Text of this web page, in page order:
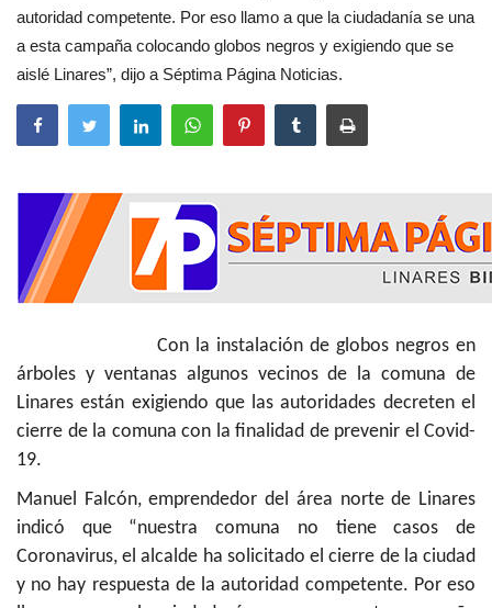
autoridad competente. Por eso llamo a que la ciudadanía se una
a esta campaña colocando globos negros y exigiendo que se
aislé Linares”, dijo a Séptima Página Noticias.
Con la instalación de globos negros en
árboles y ventanas algunos vecinos de la comuna de
Linares están exigiendo que las autoridades decreten el
cierre de la comuna con la finalidad de prevenir el Covid-
19.
Manuel Falcón, emprendedor del área norte de Linares
indicó que “nuestra comuna no tiene casos de
Coronavirus, el alcalde ha solicitado el cierre de la ciudad
y no hay respuesta de la autoridad competente. Por eso